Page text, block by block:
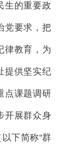
生的重要政
党要求，把
律教育，为
提供坚实纪
点课题调研
开展群众身
下简称“群